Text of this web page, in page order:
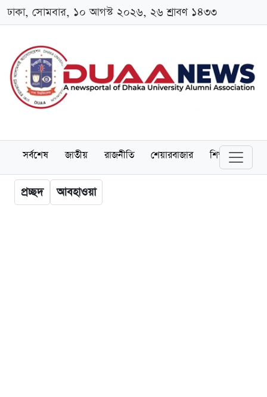
ঢাকা, সোমবার, ১০ আগস্ট ২০২৬, ২৬ শ্রাবণ ১৪৩৩
সর্বশেষ জাতীয় রাজনীতি শেয়ারবাজার শিক্ষা
প্রচ্ছদ আবহাওয়া